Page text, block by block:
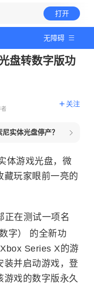
打开
无障碍
盘转数字版功
者
关注
实体光盘停产？
体游戏光盘，微
藏玩家眼前一亮的
正在测试一项名
字） 的全新功
Series X的游
装并启动游戏，登
游戏的数字版永久